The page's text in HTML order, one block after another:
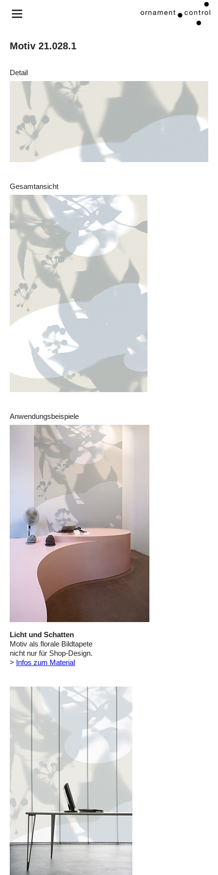
Motiv 21.028.1
Detail
Gesamtansicht
Anwendungsbeispiele
Licht und Schatten
Motiv als florale Bildtapete
nicht nur für Shop-Design.
> Infos zum Material